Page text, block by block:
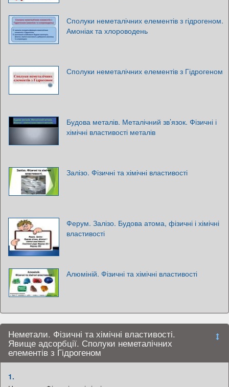
Сполуки неметалічних елементів з гідрогеном.
Амоніак та хлороводень
Сполуки неметалічних елементів з Гідрогеном
Будова металів. Металічний зв’язок. Фізичні і
хімічні властивості металів
Залізо. Фізичні та хімічні властивості
Ферум. Залізо. Будова атома, фізичні і хімічні
властивості
Алюміній. Фізичні та хімічні властивості
Неметали. Фізичні та хімічні властивості.
Явище адсорбції. Сполуки неметалічних
елементів з Гідрогеном
1.